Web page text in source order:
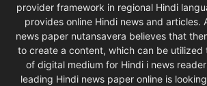
provider framework in regional Hindi
provides online Hindi news and articles.
news paper nutansavera believes that
to create a content, which can be utilized
of digital medium for Hindi i news
leading Hindi news paper online is